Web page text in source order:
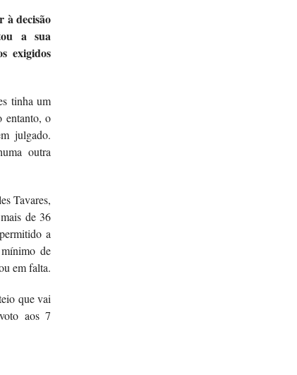
à decisão
a sua
exigidos
tinha um
entanto, o
julgado.
outra
Tavares,
de 36
a
de
em falta.
que vai
aos 7